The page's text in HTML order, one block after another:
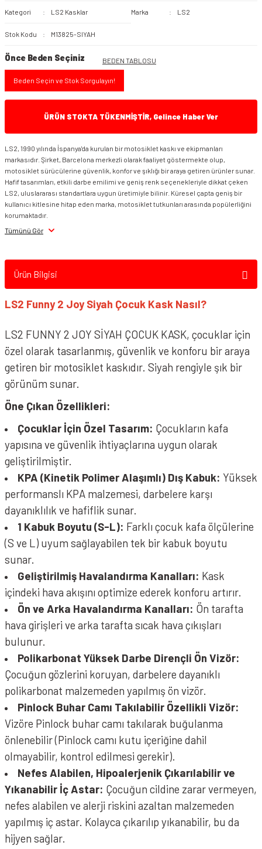
Kategori LS2 Kasklar Marka LS2
Stok Kodu M13825-SIYAH
Önce Beden Seçiniz BEDEN TABLOSU
Beden Seçin ve Stok Sorgulayın!
ÜRÜN STOKTA TÜKENMİŞTİR, Gelince Haber Ver
LS2, 1990 yılında İspanya'da kurulan bir motosiklet kaskı ve ekipmanları
markasıdır. Şirket, Barcelona merkezli olarak faaliyet göstermekte olup,
motosiklet sürücülerine güvenlik, konfor ve şıklığı bir araya getiren ürünler sunar.
Hafif tasarımları, etkili darbe emilimi ve geniş renk seçenekleriyle dikkat çeken
LS2, uluslararası standartlara uygun üretimiyle bilinir. Küresel çapta geniş bir
kullanıcı kitlesine hitap eden marka, motosiklet tutkunları arasında popülerliğini
korumaktadır.
Tümünü Gör
Ürün Bilgisi
LS2 Funny 2 Joy Siyah Çocuk Kask Nasıl?
LS2 FUNNY 2 JOY SİYAH ÇOCUK KASK, çocuklar için
özel olarak tasarlanmış, güvenlik ve konforu bir araya
getiren bir motosiklet kaskıdır. Siyah rengiyle şık bir
görünüm sunar.
Öne Çıkan Özellikleri:
Çocuklar İçin Özel Tasarım: Çocukların kafa
yapısına ve güvenlik ihtiyaçlarına uygun olarak
geliştirilmiştir.
KPA (Kinetik Polimer Alaşımlı) Dış Kabuk: Yüksek
performanslı KPA malzemesi, darbelere karşı
dayanıklılık ve hafiflik sunar.
1 Kabuk Boyutu (S-L): Farklı çocuk kafa ölçülerine
(S ve L) uyum sağlayabilen tek bir kabuk boyutu
sunar.
Geliştirilmiş Havalandırma Kanalları: Kask
içindeki hava akışını optimize ederek konforu artırır.
Ön ve Arka Havalandırma Kanalları: Ön tarafta
hava girişleri ve arka tarafta sıcak hava çıkışları
bulunur.
Polikarbonat Yüksek Darbe Dirençli Ön Vizör:
Çocuğun gözlerini koruyan, darbelere dayanıklı
polikarbonat malzemeden yapılmış ön vizör.
Pinlock Buhar Camı Takılabilir Özellikli Vizör:
Vizöre Pinlock buhar camı takılarak buğulanma
önlenebilir (Pinlock camı kutu içeriğine dahil
olmayabilir, kontrol edilmesi gerekir).
Nefes Alabilen, Hipoalerjenik Çıkarılabilir ve
Yıkanabilir İç Astar: Çocuğun cildine zarar vermeyen,
nefes alabilen ve alerji riskini azaltan malzemeden
yapılmış iç astar. Kolayca çıkarılıp yıkanabilir, bu da
hijyen sağlar.